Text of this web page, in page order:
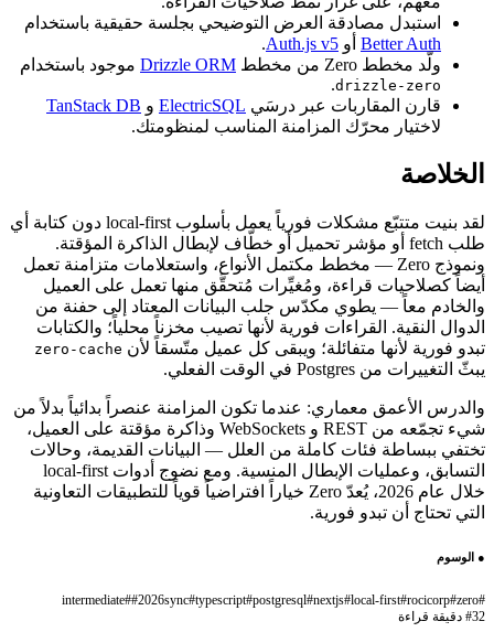
استبدل مصادقة العرض التوضيحي بجلسة حقيقية باستخدام
Better AuthأوAuth.js v5
.
ولّد مخطط Zero من مخطط
Drizzle ORMموجود باستخدام
drizzle-zero
.
قارن المقاربات عبر درسَي ElectricSQLوTanStack DB
لاختيار محرّك المزامنة المناسب لمنظومتك.
الخلاصة
لقد بنيت متتبّع مشكلات فورياً يعمل بأسلوب local-first دون كتابة أي
طلب fetch أو مؤشر تحميل أو خطّاف لإبطال الذاكرة المؤقتة.
ونموذج Zero — مخطط مكتمل الأنواع، واستعلامات متزامنة تعمل
أيضاً كصلاحيات قراءة، ومُغيِّرات مُتحقَّق منها تعمل على العميل
والخادم معاً — يطوي مكدّس جلب البيانات المعتاد إلى حفنة من
الدوال النقية. القراءات فورية لأنها تصيب مخزناً محلياً؛ والكتابات
تبدو فورية لأنها متفائلة؛ ويبقى كل عميل متّسقاً لأنzero-cache
يبثّ التغييرات من Postgres في الوقت الفعلي.
والدرس الأعمق معماري: عندما تكون المزامنة عنصراً بدائياً بدلاً من
شيء تجمّعه من REST و WebSockets وذاكرة مؤقتة على العميل،
تختفي ببساطة فئات كاملة من العلل — البيانات القديمة، وحالات
التسابق، وعمليات الإبطال المنسية. ومع نضوج أدوات local-first
خلال عام 2026، يُعدّ Zero خياراً افتراضياً قوياً للتطبيقات التعاونية
التي تحتاج أن تبدو فورية.
●الوسوم
zero
#
rocicorp
#
local-first
#
nextjs
#
postgresql
#
typescript
#
sync
#2026
#
intermediate
#32 دقيقة قراءة